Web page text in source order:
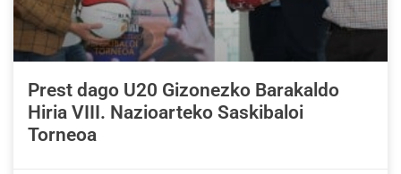
Prest dago U20 Gizonezko Barakaldo
Hiria VIII. Nazioarteko Saskibaloi
Torneoa